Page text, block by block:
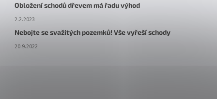
Obložení schodů dřevem má řadu výhod
2.2.2023
Nebojte se svažitých pozemků! Vše vyřeší schody
20.9.2022